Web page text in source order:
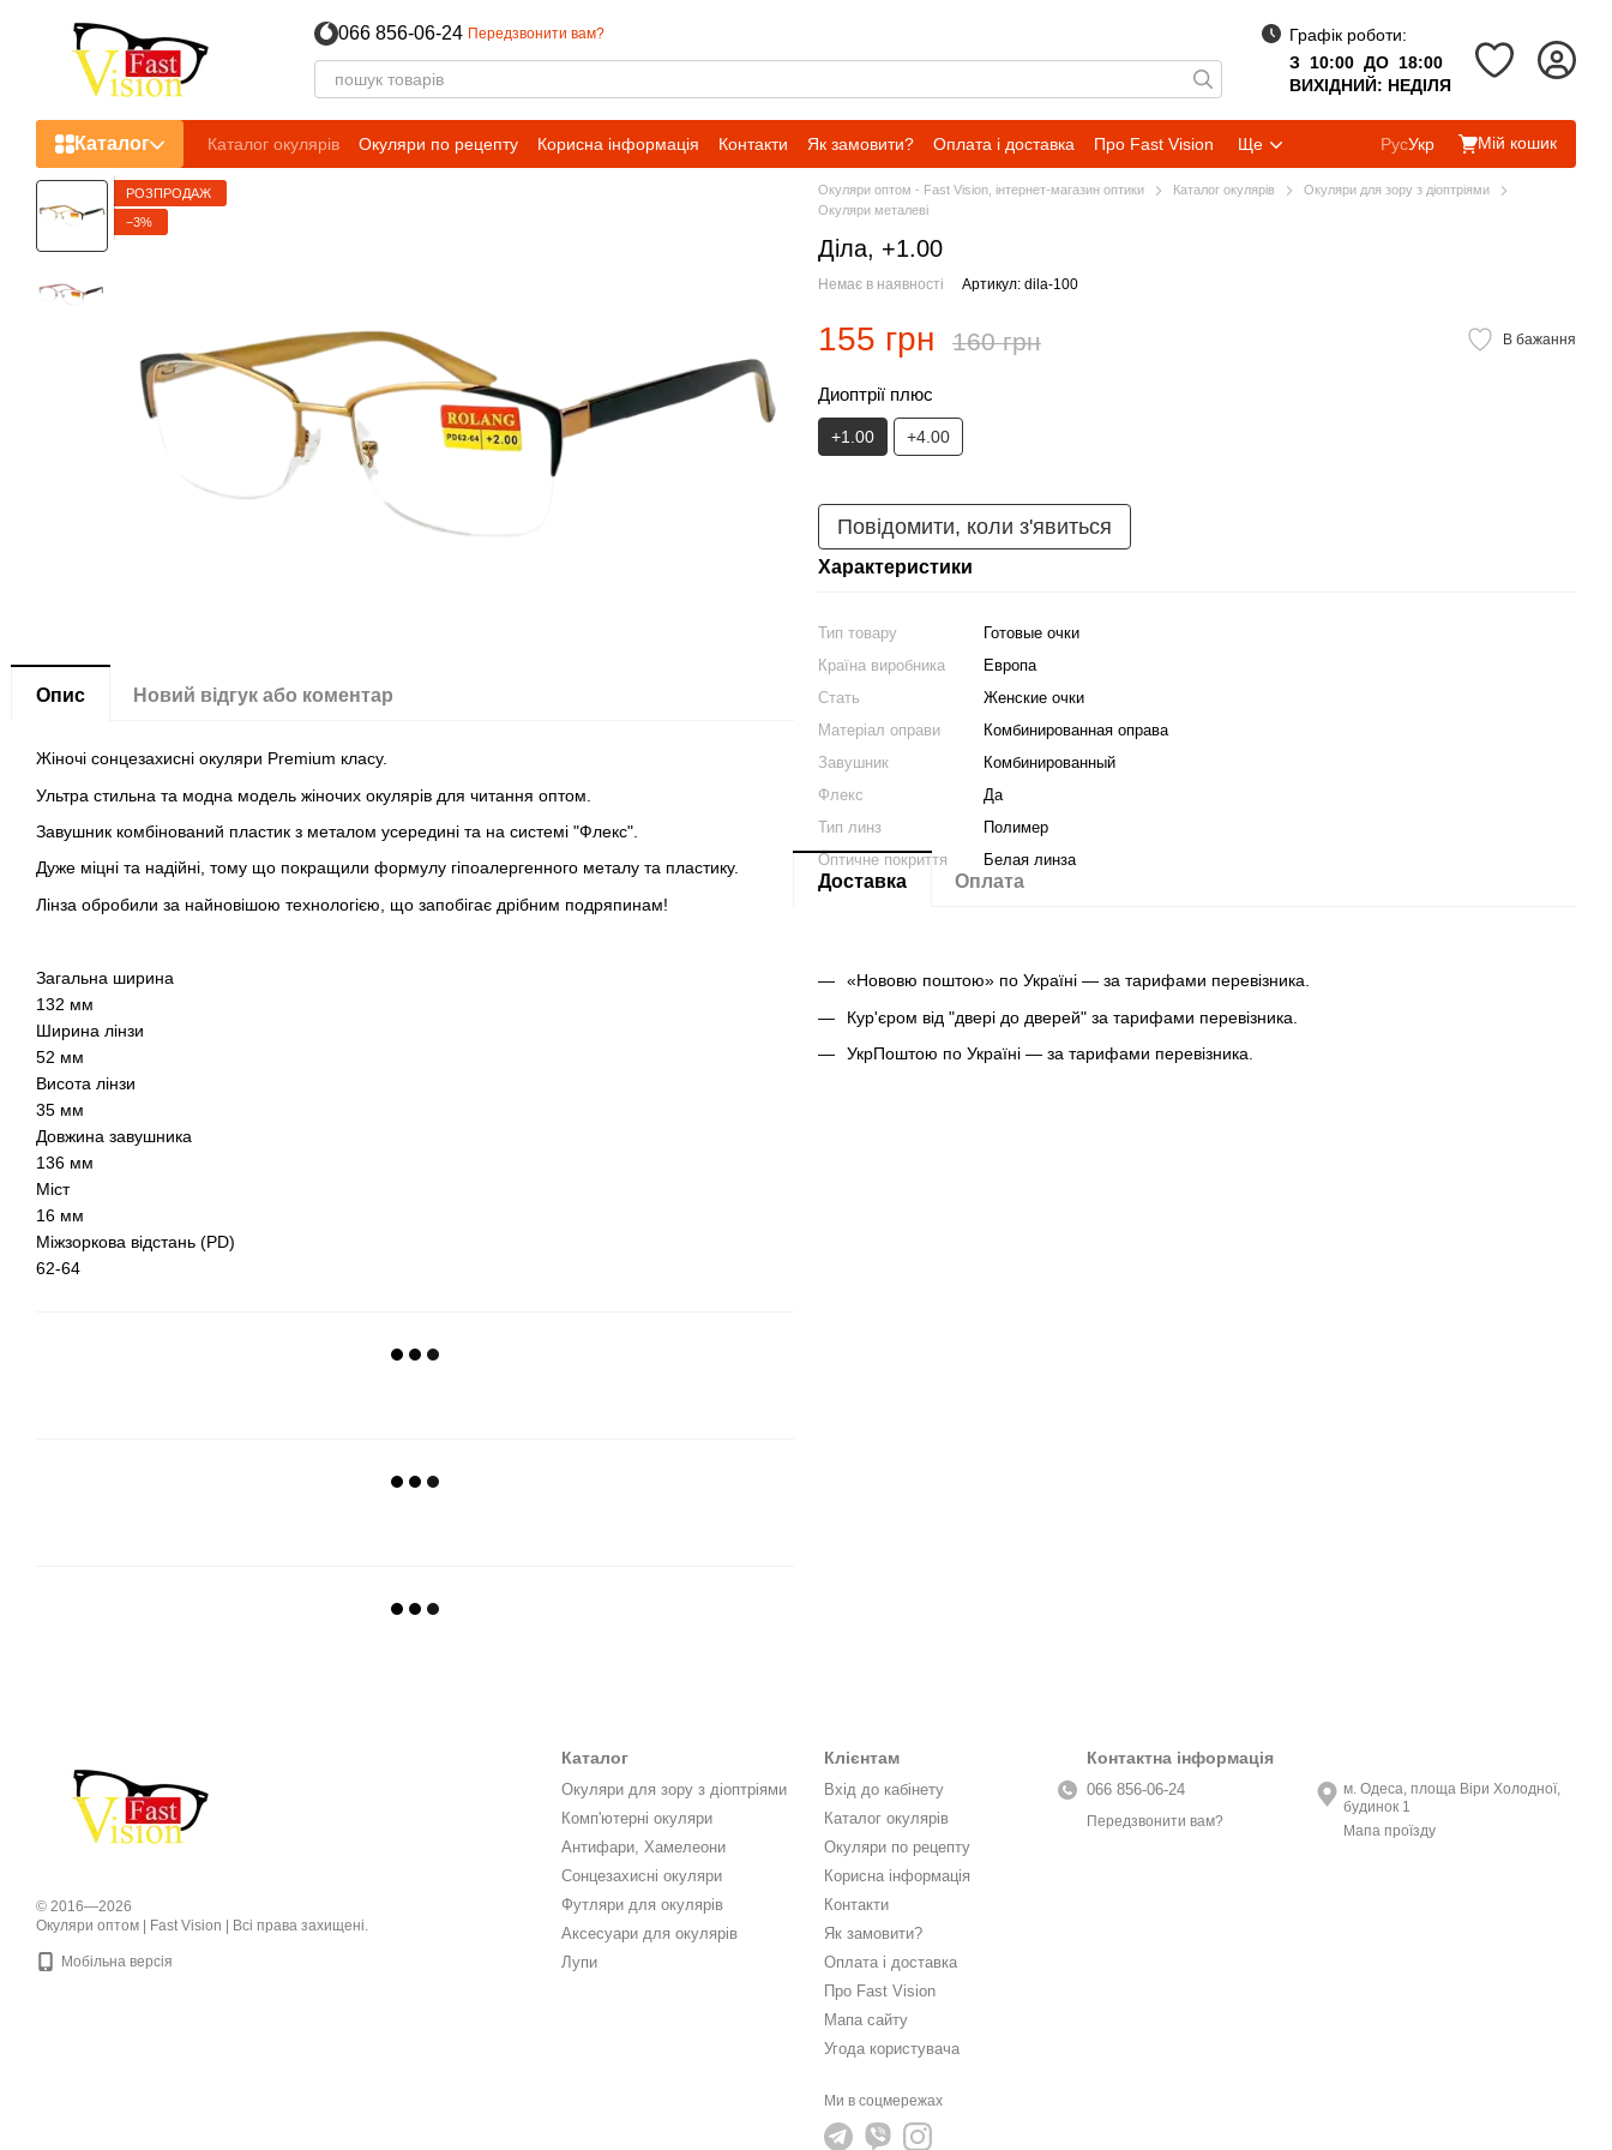
066 856-06-24 Передзвонити вам?
Графік роботи:
З 10:00 ДО 18:00
ВИХІДНИЙ: НЕДІЛЯ
Каталог Каталог окулярів Окуляри по рецепту Корисна інформація Контакти Як замовити? Оплата і доставка Про Fast Vision Ще РусУкр Мій кошик
РОЗПРОДАЖ
−3%
Опис Новий відгук або коментар
Жіночі сонцезахисні окуляри Premium класу.
Ультра стильна та модна модель жіночих окулярів для читання оптом.
Завушник комбінований пластик з металом усередині та на системі "Флекс".
Дуже міцні та надійні, тому що покращили формулу гіпоалергенного металу та пластику.
Лінза обробили за найновішою технологією, що запобігає дрібним подряпинам!
Загальна ширина
132 мм
Ширина лінзи
52 мм
Висота лінзи
35 мм
Довжина завушника
136 мм
Міст
16 мм
Міжзоркова відстань (PD)
62-64
Окуляри оптом - Fast Vision, інтернет-магазин оптики Каталог окулярів
Окуляри для зору з діоптріями
Окуляри металеві
Діла, +1.00
Немає в наявності Артикул: dila-100
155 грн 160 грн В бажання
Диоптрії плюс
+1.00 +4.00
Повідомити, коли з'явиться
Характеристики
Тип товару
Готовые очки
Країна виробника
Европа
Стать
Женские очки
Матеріал оправи
Комбинированная оправа
Завушник
Комбинированный
Флекс
Да
Тип линз
Полимер
Оптичне покриття
Белая линза
Доставка Оплата
«Нововю поштою» по Україні — за тарифами перевізника.
Кур'єром від "двері до дверей" за тарифами перевізника.
УкрПоштою по Україні — за тарифами перевізника.
© 2016—2026
Окуляри оптом | Fast Vision | Всі права захищені.
Мобільна версія
Каталог
Окуляри для зору з діоптріями
Комп'ютерні окуляри
Антифари, Хамелеони
Сонцезахисні окуляри
Футляри для окулярів
Аксесуари для окулярів
Лупи
Клієнтам
Вхід до кабінету
Каталог окулярів
Окуляри по рецепту
Корисна інформація
Контакти
Як замовити?
Оплата і доставка
Про Fast Vision
Мапа сайту
Угода користувача
Ми в соцмережах
Контактна інформація
066 856-06-24
Передзвонити вам?
м. Одеса, площа Віри Холодної,
будинок 1
Мапа проїзду